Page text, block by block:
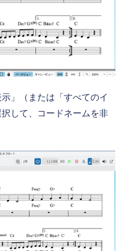
」（または「すべてのイ
して、コードネームを非